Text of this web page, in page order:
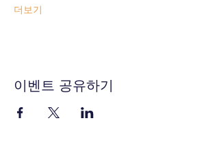
더보기
이벤트 공유하기